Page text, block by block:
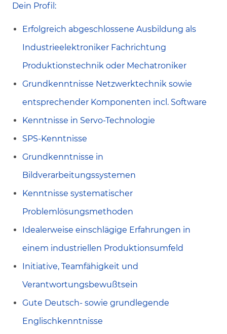
Dein Profil:
Erfolgreich abgeschlossene Ausbildung als
Industrieelektroniker Fachrichtung
Produktionstechnik oder Mechatroniker
Grundkenntnisse Netzwerktechnik sowie
entsprechender Komponenten incl. Software
Kenntnisse in Servo-Technologie
SPS-Kenntnisse
Grundkenntnisse in
Bildverarbeitungssystemen
Kenntnisse systematischer
Problemlösungsmethoden
Idealerweise einschlägige Erfahrungen in
einem industriellen Produktionsumfeld
Initiative, Teamfähigkeit und
Verantwortungsbewußtsein
Gute Deutsch- sowie grundlegende
Englischkenntnisse